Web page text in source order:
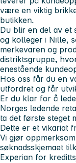
være en viktig
butikken.
Du blir en del av et
og kolleger i Nille,
merkevaren og
distriktsgruppe,
enestående
Hos oss får du en
utfordret og får
Er du klar for å
Norges ledende
ta det første steget
Dette er et vikariat
Vi gjør
søknadsskjemaet
Experian for